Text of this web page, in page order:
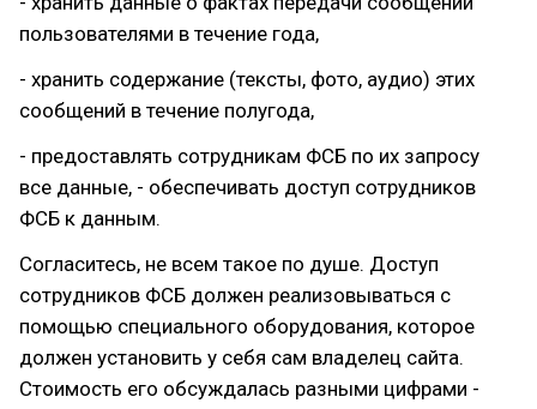
пользователями в течение года,
- хранить содержание (тексты, фото, аудио) этих
сообщений в течение полугода,
- предоставлять сотрудникам ФСБ по их запросу
все данные, - обеспечивать доступ сотрудников
ФСБ к данным.
Согласитесь, не всем такое по душе. Доступ
сотрудников ФСБ должен реализовываться с
помощью специального оборудования, которое
должен установить у себя сам владелец сайта.
Стоимость его обсуждалась разными цифрами -